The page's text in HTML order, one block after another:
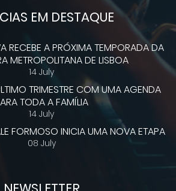
EM DESTAQUE
RECEBE A PRÓXIMA TEMPORADA DA
METROPOLITANA DE LISBOA
14 July
TRIMESTRE COM UMA AGENDA
TODA A FAMÍLIA
14 July
FORMOSO INICIA UMA NOVA ETAPA
08 July